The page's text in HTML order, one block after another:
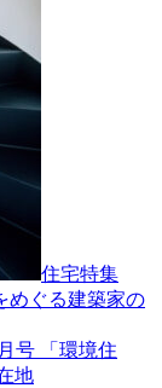
住宅特集
めぐる建築家の
号
「環境住
地